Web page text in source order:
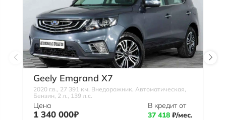
Geely Emgrand X7
2020 г.в., 27 391 км, Внедорожник, Автоматическая,
Бензин, 2 л., 139 л.с.
Цена
1 340 000₽
В кредит от
37 418 ₽/мес.